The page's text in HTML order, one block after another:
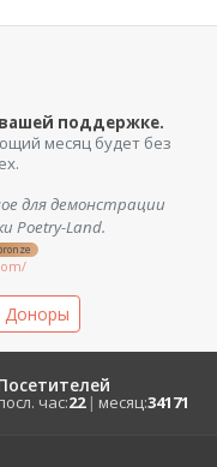
поддержке.
месяц будет без
для демонстрации
Poetry-Land.
Доноры
час:22 | месяц:34171